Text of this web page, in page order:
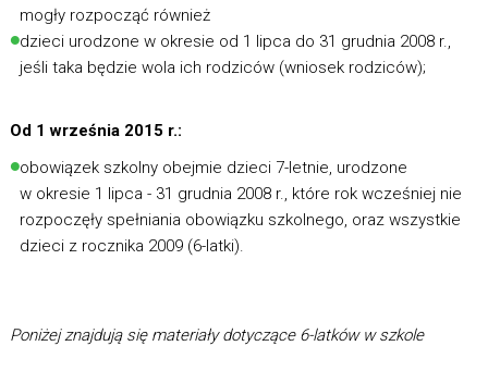
mogły rozpocząć również
dzieci urodzone w okresie od 1 lipca do 31 grudnia 2008 r.,
jeśli taka będzie wola ich rodziców (wniosek rodziców);
Od 1 września 2015 r.:
obowiązek szkolny obejmie dzieci 7-letnie, urodzone
w okresie 1 lipca - 31 grudnia 2008 r., które rok wcześniej nie
rozpoczęły spełniania obowiązku szkolnego, oraz wszystkie
dzieci z rocznika 2009 (6-latki).
Poniżej znajdują się materiały dotyczące 6-latków w szkole